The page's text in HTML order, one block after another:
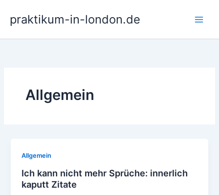
Inhalt
springen
praktikum-in-london.de
Allgemein
Allgemein
Ich kann nicht mehr Sprüche: innerlich
kaputt Zitate